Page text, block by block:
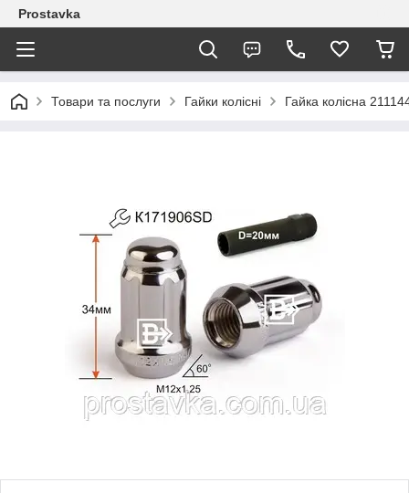
Prostavka
Товари та послуги Гайки колісні Гайка колісна